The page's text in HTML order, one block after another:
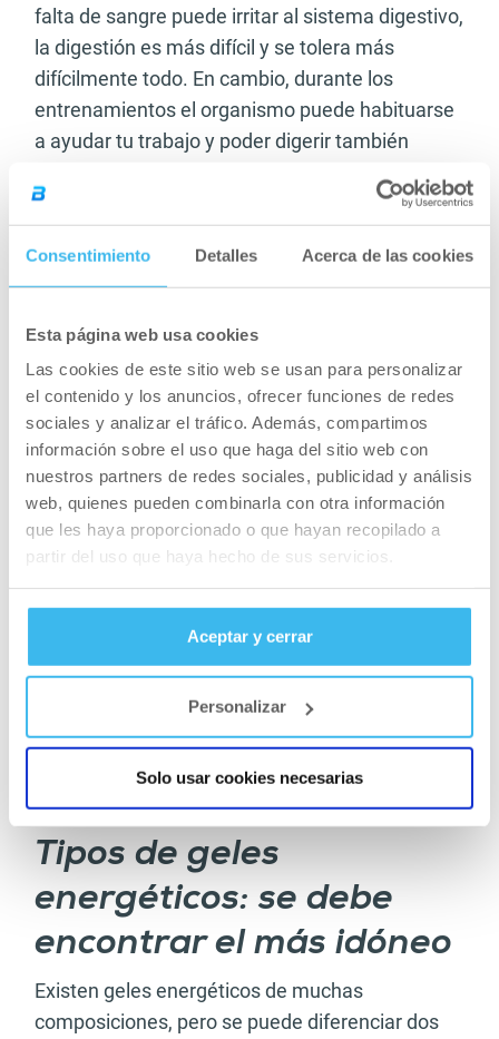
Consentimiento Detalles Acerca de las cookies
Esta página web usa cookies
Las cookies de este sitio web se usan para personalizar
el contenido y los anuncios, ofrecer funciones de redes
sociales y analizar el tráfico. Además, compartimos
información sobre el uso que haga del sitio web con
nuestros partners de redes sociales, publicidad y análisis
web, quienes pueden combinarla con otra información
que les haya proporcionado o que hayan recopilado a
partir del uso que haya hecho de sus servicios.
Aceptar y cerrar
Personalizar
Solo usar cookies necesarias
falta de sangre puede irritar al sistema digestivo,
la digestión es más difícil y se tolera más
difícilmente todo. En cambio, durante los
entrenamientos el organismo puede habituarse
a ayudar tu trabajo y poder digerir también
que faltan.
sistema digestivo absuelve con mayor facilidad y
los materiales nutritivos llegan más rápidamente a
la corriente sanguínea.
No es recomendable la bebida deportiva, porque
se teme de que de las dos fuentes nutricionales
entra demasiado azúcar en el organismo que no
se puede tolerar.
Tipos de geles
energéticos: se debe
encontrar el más idóneo
Existen geles energéticos de muchas
composiciones, pero se puede diferenciar dos